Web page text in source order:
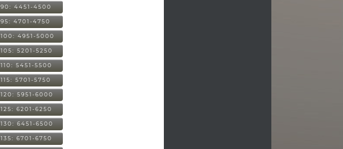
90: 4451-4500
95: 4701-4750
100: 4951-5000
105: 5201-5250
110: 5451-5500
115: 5701-5750
120: 5951-6000
125: 6201-6250
130: 6451-6500
135: 6701-6750